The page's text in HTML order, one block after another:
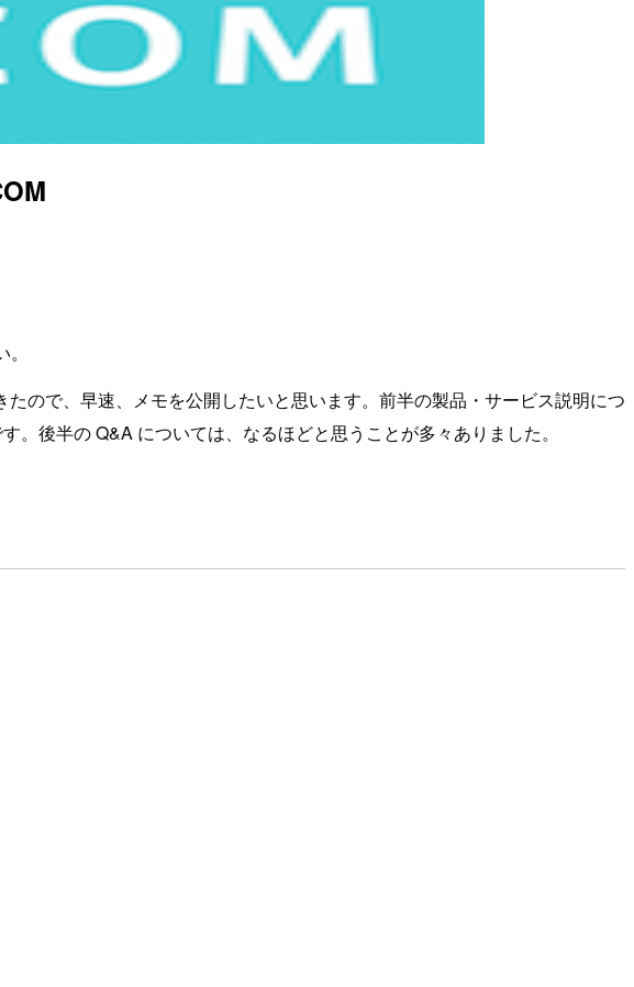
ので、早速、メモを公開したいと思います。前半の製品・サービス説明につ
後半の Q&A については、なるほどと思うことが多々ありました。